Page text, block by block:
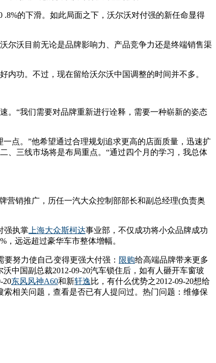
的下滑。如此局面之下，沃尔沃对付强的新任命显得
尔沃目前无论是品牌影响力、产品竞争力还是终端销售渠
功。不过，现在留给沃尔沃中国调整的时间并不多。
。“我们需要对品牌重新进行诠释，需要一种崭新的姿态
点。”他希望通过合理规划追求更高的店面质量，迅速扩
、三线市场将是布局重点。“通过四个月的学习，我总体
营销推广，历任一汽大众控制部部长和副总经理(负责奥
强执掌 上海大众斯柯达事业部，不仅成功将小众品牌成功
，远远超过豪华车市整体增幅。
努力使自己变得更强大付强： 限购给高端品牌带来更多
中国副总裁2012-09-20汽车锁住后，如有人砸开车窗玻
20东风风神A60和新轩逸比，有什么优势之2012-09-20想给
索相关问题，查看是否已有人提问过。热门问题：维修保